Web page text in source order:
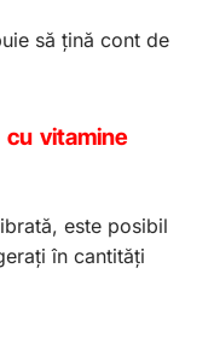
să țină cont de
cu vitamine
este posibil
în cantități